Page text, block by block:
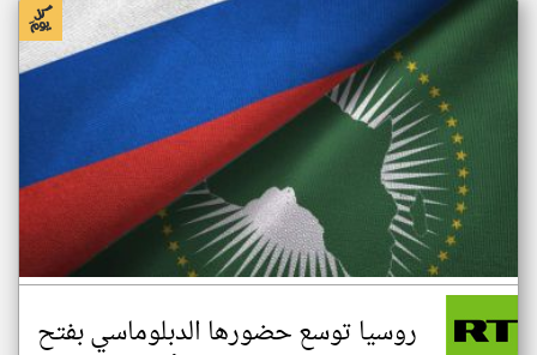
روسيا توسع حضورها الدبلوماسي بفتح